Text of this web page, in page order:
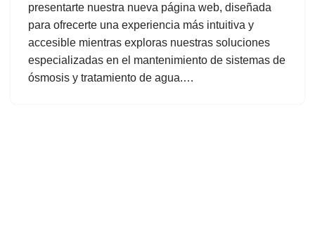
presentarte nuestra nueva página web, diseñada
para ofrecerte una experiencia más intuitiva y
accesible mientras exploras nuestras soluciones
especializadas en el mantenimiento de sistemas de
ósmosis y tratamiento de agua.…